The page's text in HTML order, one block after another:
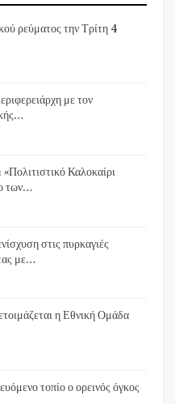
ρεύματος την Τρίτη 4
με τον
Καλοκαίρι
των…
στις πυρκαγιές
με…
η Εθνική Ομάδα
τοπίο ο ορεινός όγκος